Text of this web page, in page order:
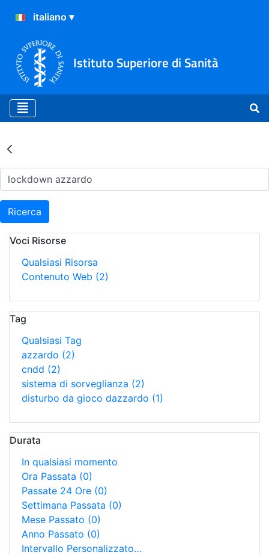
Istituto Superiore di Sanità
Risultati della Ricerca -
Ricerca
Voci Risorse
Qualsiasi Risorsa
Contenuto Web (2)
Tag
Qualsiasi Tag
azzardo (2)
cndd (2)
sistema di sorveglianza (2)
disturbo da gioco dazzardo (1)
Durata
In qualsiasi momento
Ora Passata (0)
Passate 24 Ore (0)
Settimana Passata (0)
Mese Passato (0)
Anno Passato (0)
Intervallo Personalizzato…